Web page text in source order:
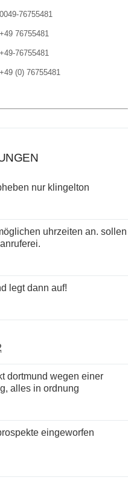
0049-76755481
+49 76755481
+49-76755481
+49 (0) 76755481
nur klingelton
legt dann auf!
alles in ordnung